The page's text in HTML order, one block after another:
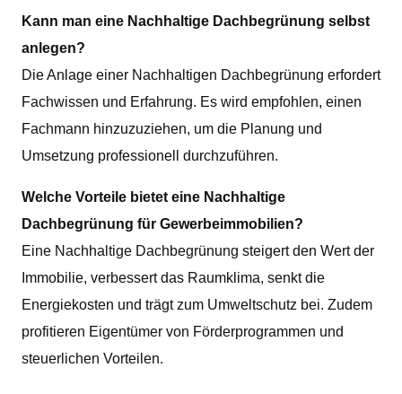
Kann man eine Nachhaltige Dachbegrünung selbst
anlegen?
Die Anlage einer Nachhaltigen Dachbegrünung erfordert
Fachwissen und Erfahrung. Es wird empfohlen, einen
Fachmann hinzuzuziehen, um die Planung und
Umsetzung professionell durchzuführen.
Welche Vorteile bietet eine Nachhaltige
Dachbegrünung für Gewerbeimmobilien?
Eine Nachhaltige Dachbegrünung steigert den Wert der
Immobilie, verbessert das Raumklima, senkt die
Energiekosten und trägt zum Umweltschutz bei. Zudem
profitieren Eigentümer von Förderprogrammen und
steuerlichen Vorteilen.